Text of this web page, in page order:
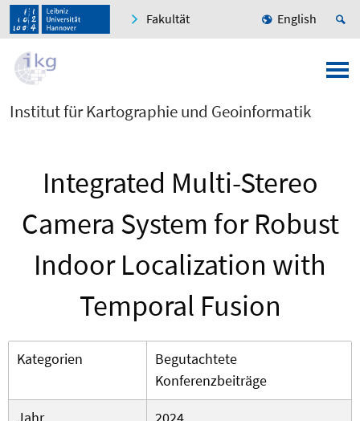
Fakultät English
Institut für Kartographie und Geoinformatik
Integrated Multi-Stereo
Camera System for Robust
Indoor Localization with
Temporal Fusion
Kategorien
Begutachtete
Konferenzbeiträge